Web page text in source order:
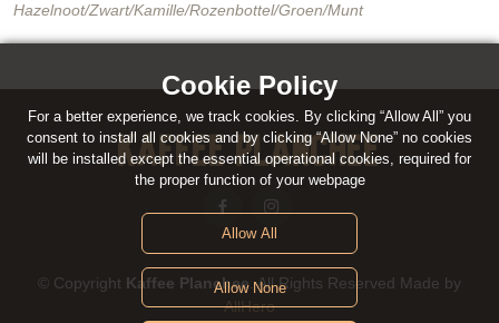
Hazelnoot/Zwart/Kamille/Rozenbottel/Groen/Munt
Kaffee Planchee
© Copyright Kaffee Planchee . All Rights Reserved Made by
AllHero
Cookie Policy
For a better experience, we track cookies. By clicking “Allow All” you
consent to install all cookies and by clicking “Allow None” no cookies
will be installed except the essential operational cookies, required for
the proper function of your webpage
Allow All
Allow None